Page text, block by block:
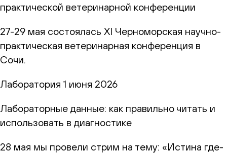
практической ветеринарной конференции
27-29 мая состоялась XI Черноморская научно-
практическая ветеринарная конференция в
Сочи.
Лаборатория 1 июня 2026
Лабораторные данные: как правильно читать и
использовать в диагностике
28 мая мы провели стрим на тему: «Истина где-